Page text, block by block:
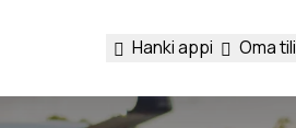
Hanki appi Oma tili